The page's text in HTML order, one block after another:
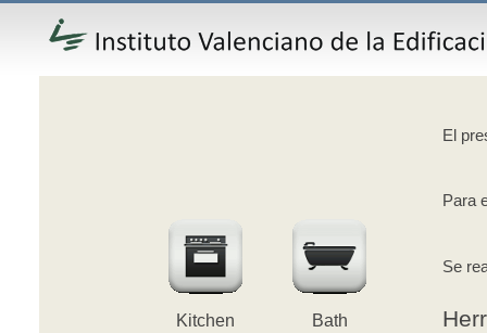
Kitchen Bath
El
Para
Se